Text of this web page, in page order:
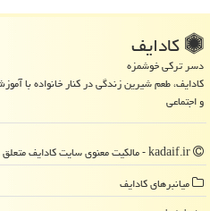
كادایف
دسر ترکی خوشمزه
کادایف، طعم شیرین زندگی در کنار خانواده با
و اجتماعی
میانبرهای كادایف